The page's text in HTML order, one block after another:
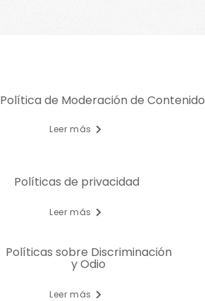
Leer más
Política de Moderación de Contenido
Leer más
Políticas de privacidad
Leer más
Políticas sobre Discriminación
y Odio